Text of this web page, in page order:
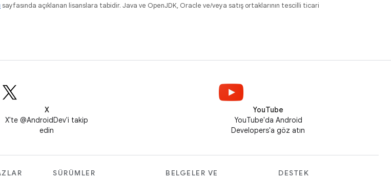
sayfasında açıklanan lisanslara tabidir. Java ve OpenJDK, Oracle ve/veya satış ortaklarının tescilli ticari
X
X'te @AndroidDev'i takip
edin
YouTube
YouTube'da Android
Developers'a göz atın
SÜRÜMLER
BELGELER VE
DESTEK